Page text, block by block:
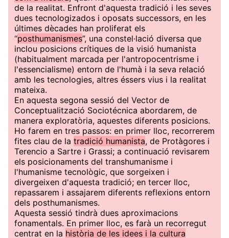
de la realitat. Enfront d'aquesta tradició i les seves
dues tecnologizados i oposats successors, en les
últimes dècades han proliferat els
“posthumanismes”, una constel·lació diversa que
inclou posicions crítiques de la visió humanista
(habitualment marcada per l'antropocentrisme i
l'essencialisme) entorn de l'humà i la seva relació
amb les tecnologies, altres éssers vius i la realitat
mateixa.
En aquesta segona sessió del Vector de
Conceptualització Sociotécnica abordarem, de
manera exploratòria, aquestes diferents posicions.
Ho farem en tres passos: en primer lloc, recorrerem
fites clau de la tradició humanista, de Protàgores i
Terencio a Sartre i Grassi; a continuació revisarem
els posicionaments del transhumanisme i
l'humanisme tecnològic, que sorgeixen i
divergeixen d'aquesta tradició; en tercer lloc,
repassarem i assajarem diferents reflexions entorn
dels posthumanismes.
Aquesta sessió tindrà dues aproximacions
fonamentals. En primer lloc, es farà un recorregut
centrat en la història de les idees i la cultura